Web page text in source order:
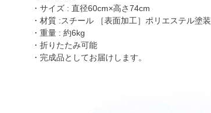
・サイズ : 直径60cm×高さ74cm
・材質 :スチール ［表面加工］ポリエステル塗装
・重量 : 約6kg
・折りたたみ可能
・完成品としてお届けします。